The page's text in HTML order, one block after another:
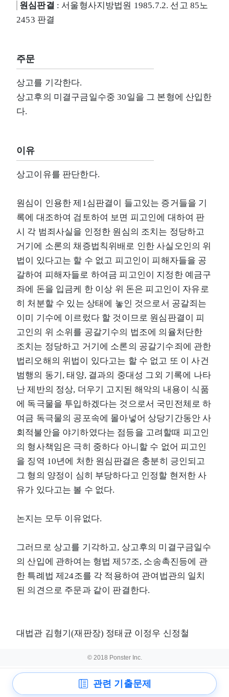
원심판결 : 서울형사지방법원 1985.7.2. 선고 85노
2453 판결
주문
상고를 기각한다.
상고후의 미결구금일수중 30일을 그 본형에 산입한
다.
이유
상고이유를 판단한다.
원심이 인용한 제1심판결이 들고있는 증거들을 기
록에 대조하여 검토하여 보면 피고인에 대하여 판
시 각 범죄사실을 인정한 원심의 조치는 정당하고
거기에 소론의 채증법칙위배로 인한 사실오인의 위
법이 있다고는 할 수 없고 피고인이 피해자들을 공
갈하여 피해자들로 하여금 피고인이 지정한 예금구
좌에 돈을 입금케 한 이상 위 돈은 피고인이 자유로
히 처분할 수 있는 상태에 놓인 것으로서 공갈죄는
이미 기수에 이르렀다 할 것이므로 원심판결이 피
고인의 위 소위를 공갈기수의 법조에 의율처단한
조치는 정당하고 거기에 소론의 공갈기수죄에 관한
법리오해의 위법이 있다고는 할 수 없고 또 이 사건
범행의 동기, 태양, 결과의 중대성 그외 기록에 나타
난 제반의 정상, 더우기 고지된 해악의 내용이 식품
에 독극물을 투입하겠다는 것으로서 국민전체로 하
여금 독극물의 공포속에 몰아넣어 상당기간동안 사
회적불안을 야기하였다는 점등을 고려할때 피고인
의 형사책임은 극히 중하다 아니할 수 없어 피고인
을 징역 10년에 처한 원심판결은 충분히 긍인되고
그 형의 양정이 심히 부당하다고 인정할 현저한 사
유가 있다고는 볼 수 없다.
논지는 모두 이유없다.
그러므로 상고를 기각하고, 상고후의 미결구금일수
의 산입에 관하여는 형법 제57조, 소송촉진등에 관
한 특례법 제24조를 각 적용하여 관여법관의 일치
된 의견으로 주문과 같이 판결한다.
대법관 김형기(재판장) 정태균 이정우 신정철
© 2018 Ponster Inc.
관련 기출문제